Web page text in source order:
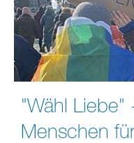
"Wähl
Menschen